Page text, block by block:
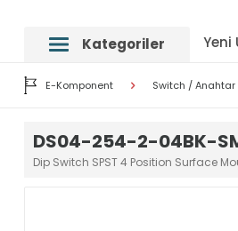
Kategoriler Yeni
E-Komponent Switch / Anahtar
DS04-254-2-04BK-
Dip Switch SPST 4 Position Surface